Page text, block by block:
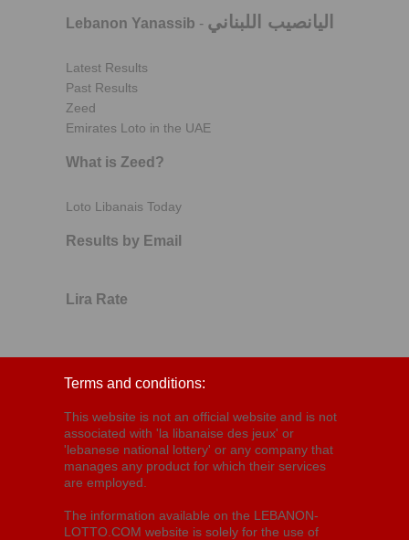
Lebanon Yanassib - اليانصيب اللبناني
Latest Results
Past Results
Zeed
Emirates Loto in the UAE
What is Zeed?
Loto Libanais Today
Results by Email
Lira Rate
Terms and conditions:
This website is not an official website and is not
associated with 'la libanaise des jeux' or
'lebanese national lottery' or any company that
manages any product for which their services
are employed.
The information available on the LEBANON-
LOTTO.COM website is solely for the use of